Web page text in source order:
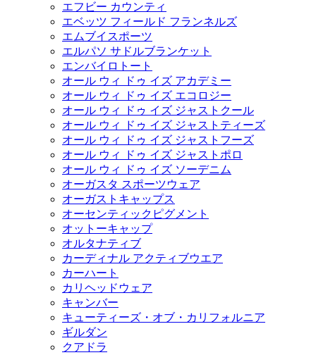
エフビー カウンティ
エベッツ フィールド フランネルズ
エムブイスポーツ
エルパソ サドルブランケット
エンバイロトート
オール ウィ ドゥ イズ アカデミー
オール ウィ ドゥ イズ エコロジー
オール ウィ ドゥ イズ ジャストクール
オール ウィ ドゥ イズ ジャストティーズ
オール ウィ ドゥ イズ ジャストフーズ
オール ウィ ドゥ イズ ジャストポロ
オール ウィ ドゥ イズ ソーデニム
オーガスタ スポーツウェア
オーガストキャップス
オーセンティックピグメント
オットーキャップ
オルタナティブ
カーディナル アクティブウエア
カーハート
カリヘッドウェア
キャンバー
キューティーズ・オブ・カリフォルニア
ギルダン
クアドラ